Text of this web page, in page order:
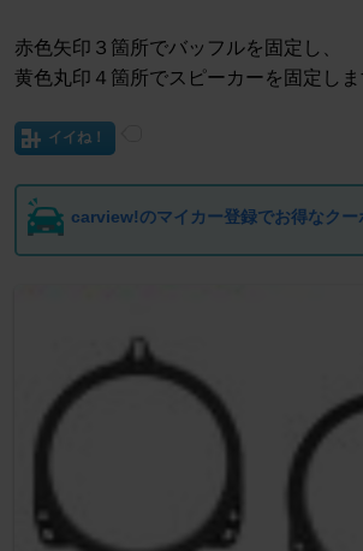
赤色矢印３箇所でバッフルを固定し、
黄色丸印４箇所でスピーカーを固定しま
イイね！
carview!のマイカー登録でお得なクー